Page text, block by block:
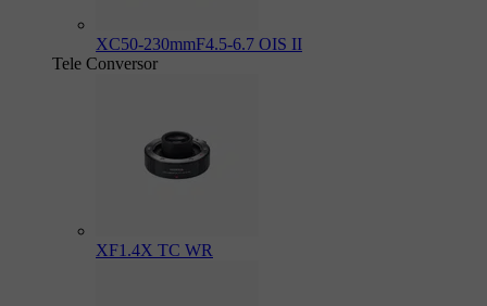
XC50-230mmF4.5-6.7 OIS II
Tele Conversor
XF1.4X TC WR